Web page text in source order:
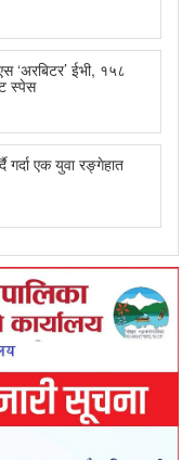
‘अरबिटर’ ईभी, १५८
स्पेस
गर्दा एक युवा रङ्गेहात